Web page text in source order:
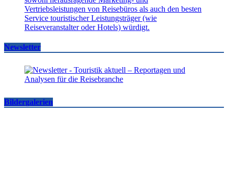
Newsletter
Bildergalerien